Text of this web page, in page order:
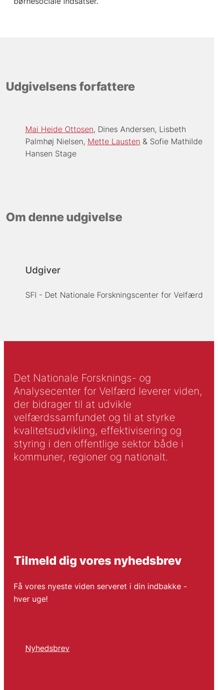
Udgivelsens forfattere
Mai Heide Ottosen Dines Andersen Lisbeth
Palmhøj Nielsen Mette Lausten
Sofie Mathilde
Hansen Stage
Om denne udgivelse
Udgiver
SFI - Det Nationale Forskningscenter for Velfærd
Det Nationale Forsknings- og
Analysecenter for Velfærd leverer viden,
der bidrager til at udvikle
velfærdssamfundet og til at styrke
kvalitetsudvikling, effektivisering og
styring i den offentlige sektor både i
kommuner, regioner og nationalt.
Tilmeld dig vores nyhedsbrev
Få vores nyeste viden serveret i din indbakke -
hver uge!
Nyhedsbrev